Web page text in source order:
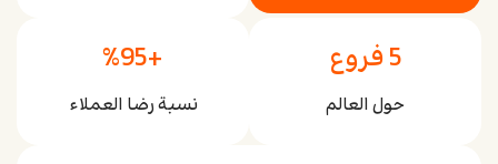
حول العالم
5
نسبة رضا العملاء
+
95
%